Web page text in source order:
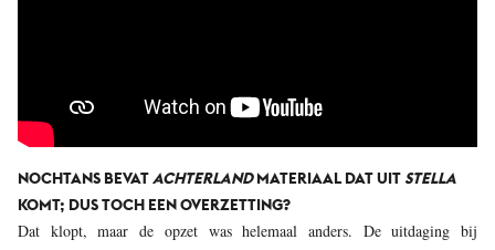
NOCHTANS BEVATACHTERLANDMATERIAAL DAT UITSTELLA
KOMT; DUS TOCH EEN OVERZETTING?
Dat klopt, maar de opzet was helemaal anders. De uitdaging bij